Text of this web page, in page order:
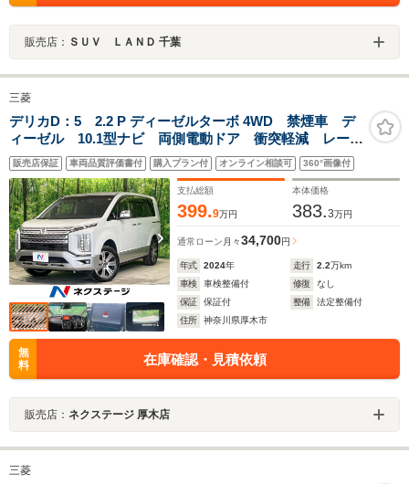
販売店： ＳＵＶ ＬＡＮＤ 千葉
三菱
デリカD：5 2.2 P ディーゼルターボ 4WD 禁煙車 デ
ィーゼル 10.1型ナビ 両側電動ドア 衝突軽減 レーダ
ークルーズ レーンアシスト ブラインドスポットモニ
ター 電動リアゲート シートヒーター LEDヘッド
ETC CD/DVD
販売店保証 車両品質評価書付 購入プラン付 オンライン相談可 360°画像付
支払総額
399.9万円
本体価格
383.3万円
通常ローン 月々34,700円
年式 2024年 走行 2.2万km
車検
車検整備付 修復
なし
保証
保証付 整備
法定整備付
住所
神奈川県厚木市
無
料
在庫確認・見積依頼
販売店： ネクステージ 厚木店
三菱